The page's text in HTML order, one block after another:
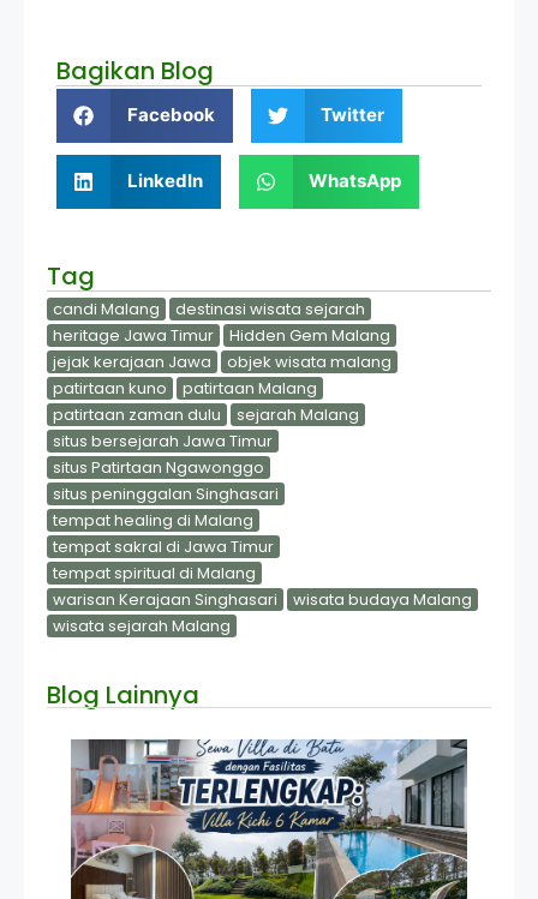
Bagikan Blog
Facebook Twitter
LinkedIn WhatsApp
Tag
candi Malang
destinasi wisata sejarah
heritage Jawa Timur
Hidden Gem Malang
jejak kerajaan Jawa
objek wisata malang
patirtaan kuno
patirtaan Malang
patirtaan zaman dulu
sejarah Malang
situs bersejarah Jawa Timur
situs Patirtaan Ngawonggo
situs peninggalan Singhasari
tempat healing di Malang
tempat sakral di Jawa Timur
tempat spiritual di Malang
warisan Kerajaan Singhasari
wisata budaya Malang
wisata sejarah Malang
Blog Lainnya